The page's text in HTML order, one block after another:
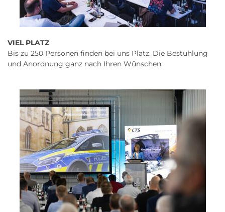
VIEL PLATZ
Bis zu 250 Personen finden bei uns Platz. Die Bestuhlung
und Anordnung ganz nach Ihren Wünschen.